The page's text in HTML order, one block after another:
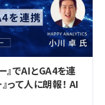
』でAIとGA4を連
って人に朗報！ AI